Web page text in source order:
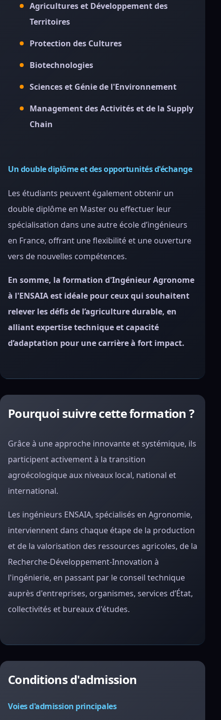
Agricultures et Développement des
Territoires
Protection des Cultures
Biotechnologies
Sciences et Génie de l'Environnement
Management des Activités et de la Supply
Chain
Un double diplôme et des opportunités d'échange
Les étudiants peuvent également obtenir un
double diplôme en Master ou effectuer leur
spécialisation dans une autre école d’ingénieurs
en France, offrant une flexibilité et une ouverture
vers de nouvelles compétences.
En somme, la formation d'Ingénieur Agronome
à l'ENSAIA est idéale pour ceux qui souhaitent
relever les défis de l’agriculture durable, en
alliant expertise technique et capacité
d’adaptation pour une carrière à fort impact.
Pourquoi suivre cette formation ?
Grâce à une approche innovante et systémique, ils
participent activement à la transition
agroécologique aux niveaux local, national et
international.
Les ingénieurs ENSAIA, spécialisés en Agronomie,
interviennent dans chaque étape de la production
et de la valorisation des ressources agricoles, de la
Recherche-Développement-Innovation à
l'ingénierie, en passant par le conseil technique
auprès d'entreprises, organismes, services d’État,
collectivités et bureaux d'études.
Conditions d'admission
Voies d'admission principales